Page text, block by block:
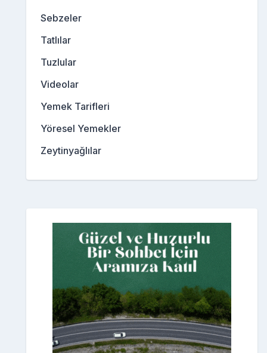
Sebzeler
Tatlılar
Tuzlular
Videolar
Yemek Tarifleri
Yöresel Yemekler
Zeytinyağlılar